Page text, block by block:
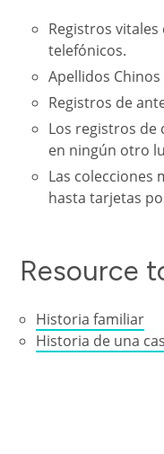
Registros
telefónicos.
Apellidos
Registros de
Los registros
en ningún otro
Las colecciones
hasta tarjetas
Resource
Historia familiar
Historia de una